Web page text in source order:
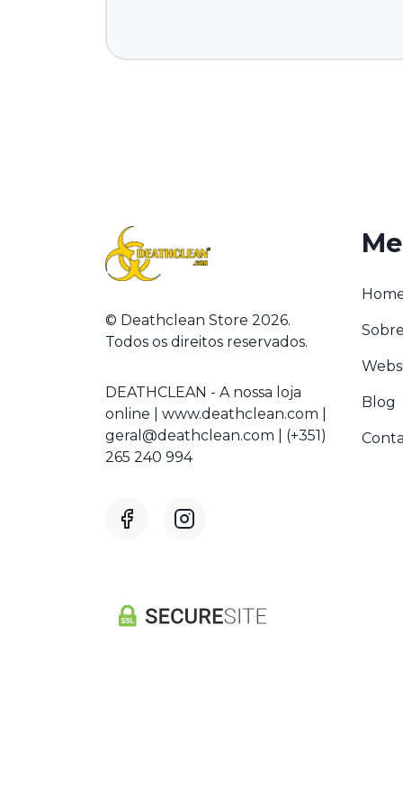
© Deathclean Store 2026.
Todos os direitos reservados.
DEATHCLEAN - A nossa loja
online | www.deathclean.com |
geral@deathclean.com | (+351)
265 240 994
Blog